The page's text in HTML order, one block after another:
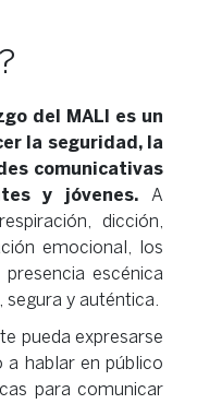
del MALI es un
la seguridad, la
comunicativas
y jóvenes. A
dicción,
emocional, los
escénica
y auténtica.
pueda expresarse
a hablar en público
para comunicar